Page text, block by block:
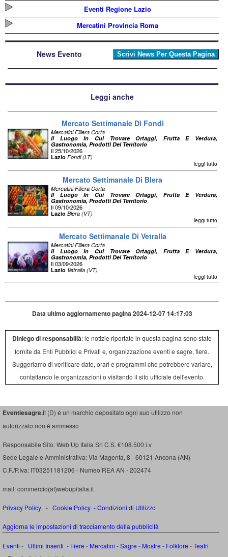
Eventi Regione Lazio
Mercatini Provincia Roma
News Evento
Leggi anche
Mercato Settimanale Di Fondi
Mercatini Filiera Corta
Il Luogo In Cui Trovare Ortaggi, Frutta E Verdura,
Gastronomia, Prodotti Del Territorio
Il 25/10/2026
Lazio Fondi (LT)
leggi tutto
Mercato Settimanale Di Blera
Mercatini Filiera Corta
Il Luogo In Cui Trovare Ortaggi, Frutta E Verdura,
Gastronomia, Prodotti Del Territorio
Il 09/10/2026
Lazio Blera (VT)
leggi tutto
Mercato Settimanale Di Vetralla
Mercatini Filiera Corta
Il Luogo In Cui Trovare Ortaggi, Frutta E Verdura,
Gastronomia, Prodotti Del Territorio
Il 03/09/2026
Lazio Vetralla (VT)
leggi tutto
Data ultimo aggiornamento pagina 2024-12-07 14:17:03
Diniego di responsabilià: le notizie riportate in questa pagina sono state
fornite da Enti Pubblici e Privati e, organizzazione eventi e sagre, fiere.
Suggeriamo di verificare date, orari e programmi che potrebbero variare,
contattando le organizzazioni o visitando il sito ufficiale dell'evento.
Eventiesagre.it (D) é un marchio depositato ogni suo utilizzo non
autorizzato non é ammesso
Responsabile Sito: Web Up Italia Srl C.S. €108.500 i.v
Sede Legale e Amministrativa: Via Magenta, 8 - 60121 Ancona (AN)
C.F./P.Iva: IT03251181206 - Numeo REA AN - 202474
mail: commercio(at)webupitalia.it
Privacy Policy - Cookie Policy -Condizioni di Utilizzo
Aggiorna le impostazioni di tracciamento della pubblicità
Eventi - Ultimi Inseriti - Fiere - Mercatini -Sagre - Mostre - Folklore -Teatri